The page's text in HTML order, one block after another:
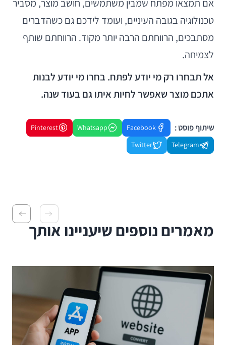
אם תמצאו מפתח שמבין משתמשים, חושב מוצר, מסביר
טכנולוגיה בגובה העיניים, ועומד לידכם גם כשהדברים
מסתבכים, הרווחתם הרבה יותר מקוד. הרווחתם שותף
לצמיחה.
אל תבחרו רק מי יודע לפתח. בחרו מי יודע לבנות
אתכם מוצר שאפשר לחיות איתו גם בעוד שנה.
שיתוף פוסט : Facebook
Whatsapp
Pinterest
Telegram
Twitter
מאמרים נוספים שיעניינו אותך